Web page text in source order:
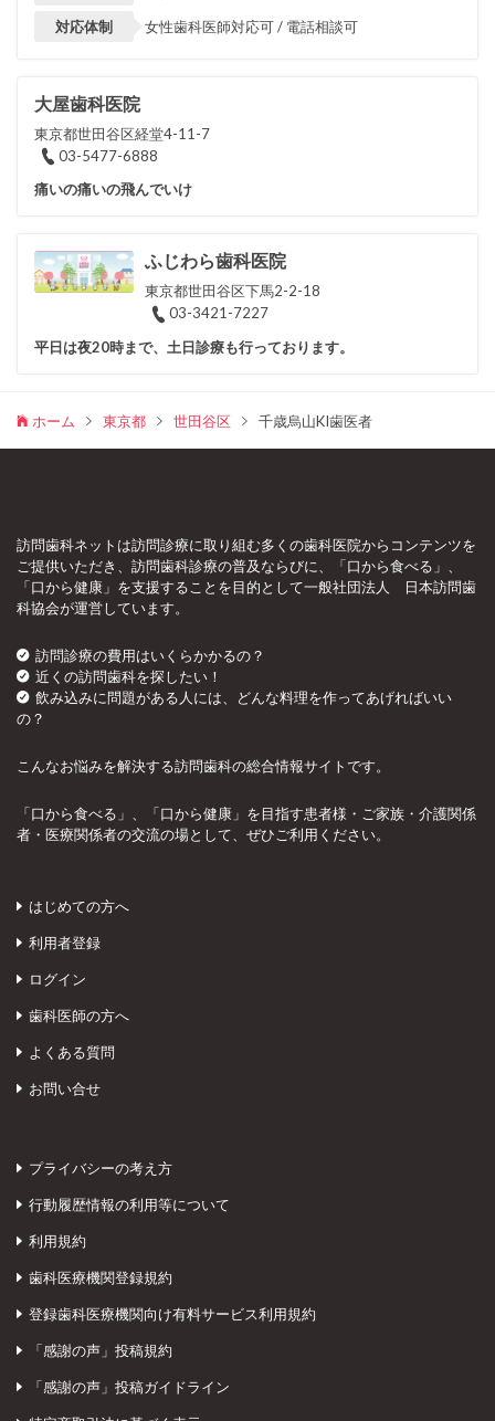
対応体制 女性歯科医師対応可 / 電話相談可
大屋歯科医院
東京都世田谷区経堂4-11-7
03-5477-6888
痛いの痛いの飛んでいけ
ふじわら歯科医院
東京都世田谷区下馬2-2-18
03-3421-7227
平日は夜20時まで、土日診療も行っております。
ホーム 東京都 世田谷区 千歳烏山KI歯医者
訪問歯科ネットは訪問診療に取り組む多くの歯科医院からコンテンツを
ご提供いただき、訪問歯科診療の普及ならびに、「口から食べる」、
「口から健康」を支援することを目的として一般社団法人 日本訪問歯
科協会が運営しています。
訪問診療の費用はいくらかかるの？
近くの訪問歯科を探したい！
飲み込みに問題がある人には、どんな料理を作ってあげればいい
の？
こんなお悩みを解決する訪問歯科の総合情報サイトです。
「口から食べる」、「口から健康」を目指す患者様・ご家族・介護関係
者・医療関係者の交流の場として、ぜひご利用ください。
はじめての方へ
利用者登録
ログイン
歯科医師の方へ
よくある質問
お問い合せ
プライバシーの考え方
行動履歴情報の利用等について
利用規約
歯科医療機関登録規約
登録歯科医療機関向け有料サービス利用規約
「感謝の声」投稿規約
「感謝の声」投稿ガイドライン